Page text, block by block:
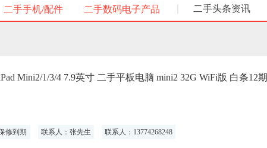
二手手机/配件 二手数码电子产品 二手头条资讯
Mini2/1/3/4 7.9英寸 二手平板电脑 mini2 32G WiFi版 白条12期
修到期 联系人：张先生 联系人：13774268248